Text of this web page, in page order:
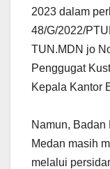
2023 dalam
48/G/2022/
TUN.MDN jo
Penggugat
Kepala Kantor
Namun,
Medan masih
melalui